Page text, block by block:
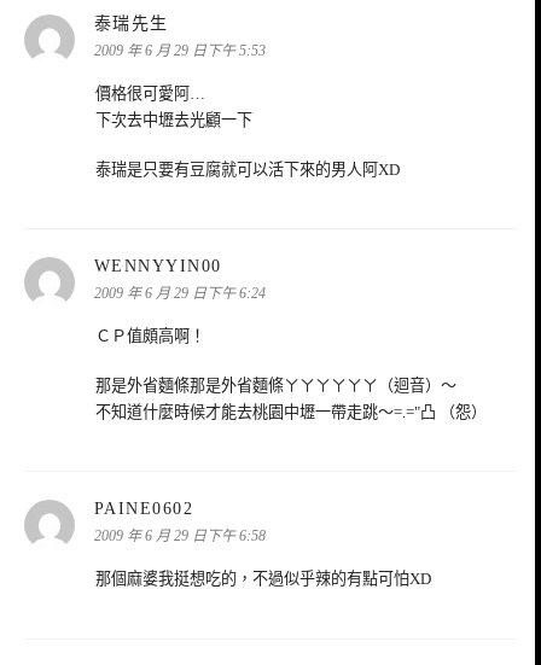
泰瑞先生
示:
2009 年 6 月 29 日下午 5:53
價格很可愛阿…
下次去中壢去光顧一下
泰瑞是只要有豆腐就可以活下來的男人阿XD
WENNYYIN00
示:
2009 年 6 月 29 日下午 6:24
ＣＰ值頗高啊！
那是外省麵條那是外省麵條ㄚㄚㄚㄚㄚㄚ（迴音）～
不知道什麼時候才能去桃園中壢一帶走跳～=.="凸 （怨）
PAINE0602
示:
2009 年 6 月 29 日下午 6:58
那個麻婆我挺想吃的，不過似乎辣的有點可怕XD